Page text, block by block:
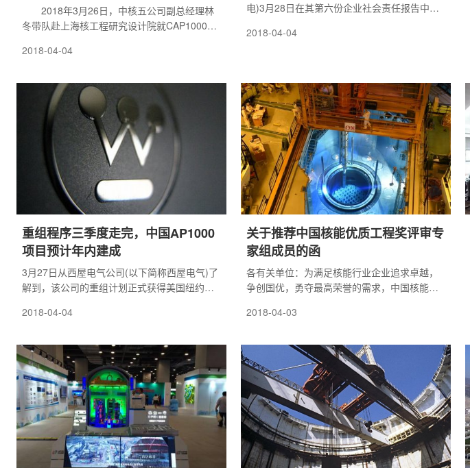
2018年3月26日，中核五公司副总经理林
冬带队赴上海核工程研究设计院就CAP1000
展了工作交流，中核五公司副总工程师、核电
2018-04-04
电)3月28日在其第六份企业社会责任报告中透
千瓦时，相当于减少燃烧标准煤28700万吨，
2018-04-04
重组程序三季度走完，中国AP1000
项目预计年内建成
3月27日从西屋电气公司(以下简称西屋电气)了
解到，该公司的重组计划正式获得美国纽约州
称：这是西屋破产重组历程中最关键的一步。
装料准
2018-04-04
关于推荐中国核能优质工程奖评审专
家组成员的函
各有关单位：为满足核能行业企业追求卓越，
争创国优，勇夺最高荣誉的需求，中国核能行
优质工程奖评选和国家优质工程奖推荐工作。
程评审和推
2018-04-03